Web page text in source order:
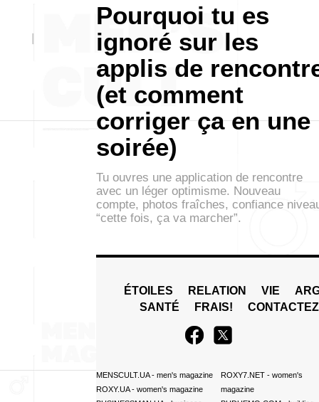
Pourquoi tu es
ignoré sur les
applis de
(et comment
corriger ça en une
soirée)
Tu ouvres une application de rencontre
avec un léger optimisme. Nouveau
compte, photos fraîches, confiance
“cette fois, ça va marcher”.
ÉTOILES RELATION VIE
SANTÉ
FRAIS!
MENSCULT.UA- men's magazine
ROXY.UA- women's magazine
ROXY7.NET- women's
magazine